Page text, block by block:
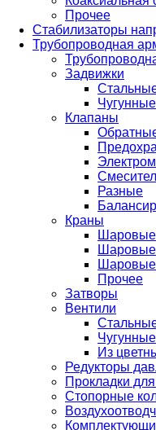
Прочее
Стабилизаторы
Трубопроводная
Задвижки
Чугунные
Клапаны
Разные
Краны
Прочее
Затворы
Вентили
Чугунные
Из
Редукторы
Прокладки
Стопорные